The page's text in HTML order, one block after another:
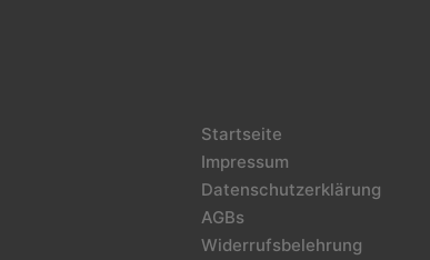
Startseite
Impressum
Datenschutzerklärung
AGBs
Widerrufsbelehrung